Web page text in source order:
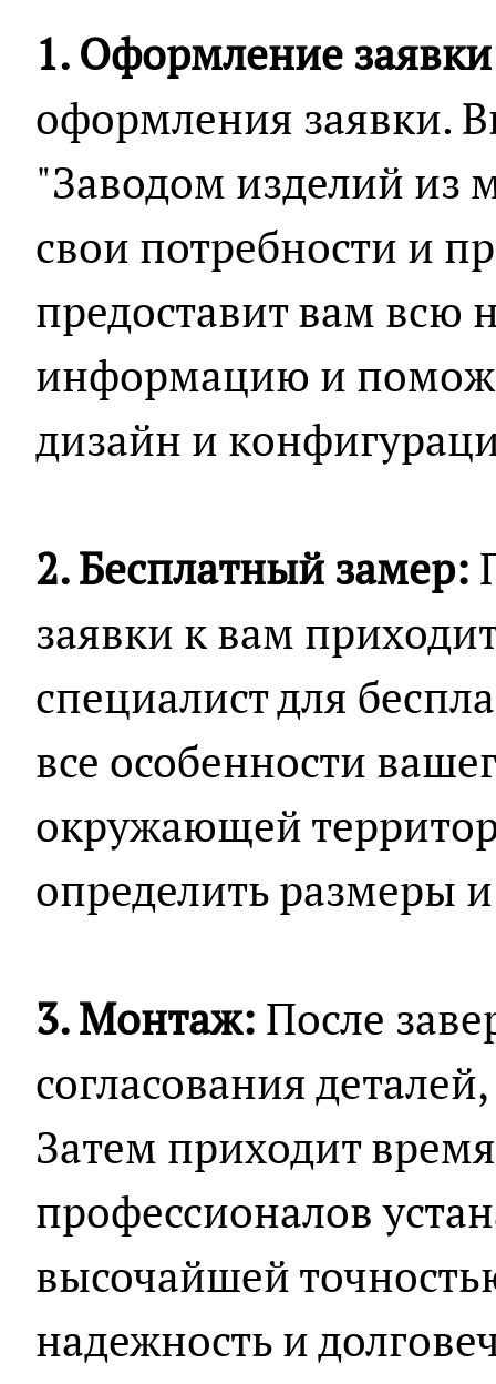
1. Оформление
оформления заявки.
"Заводом изделий из
свои потребности и
предоставит вам всю
информацию и
дизайн и
2. Бесплатный замер:
заявки к вам
специалист для
все особенности
окружающей
определить размеры
3. Монтаж: После
согласования
Затем приходит
профессионалов
высочайшей
надежность и